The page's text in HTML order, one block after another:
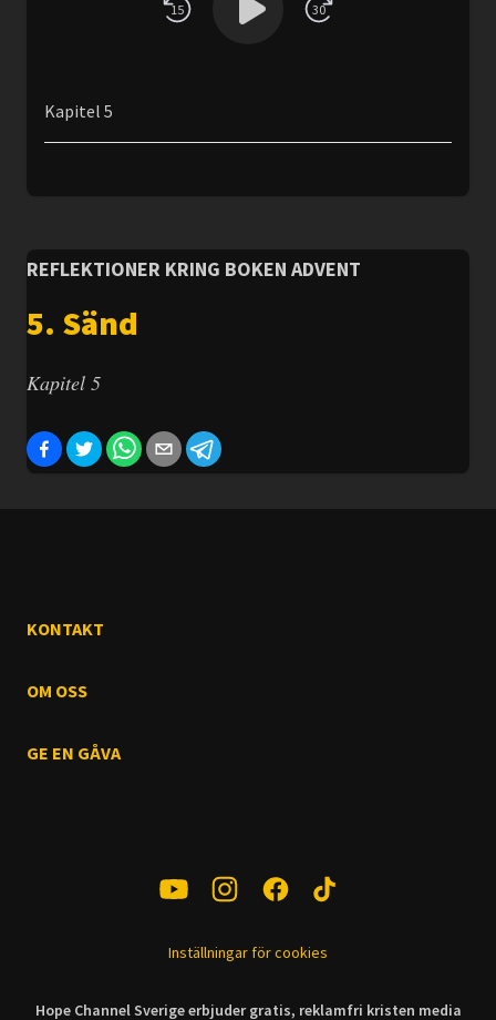
15 30
Kapitel 5
REFLEKTIONER KRING BOKEN ADVENT
5. Sänd
Kapitel 5
KONTAKT
OM OSS
GE EN GÅVA
Inställningar för cookies
Hope Channel Sverige erbjuder gratis, reklamfri kristen media